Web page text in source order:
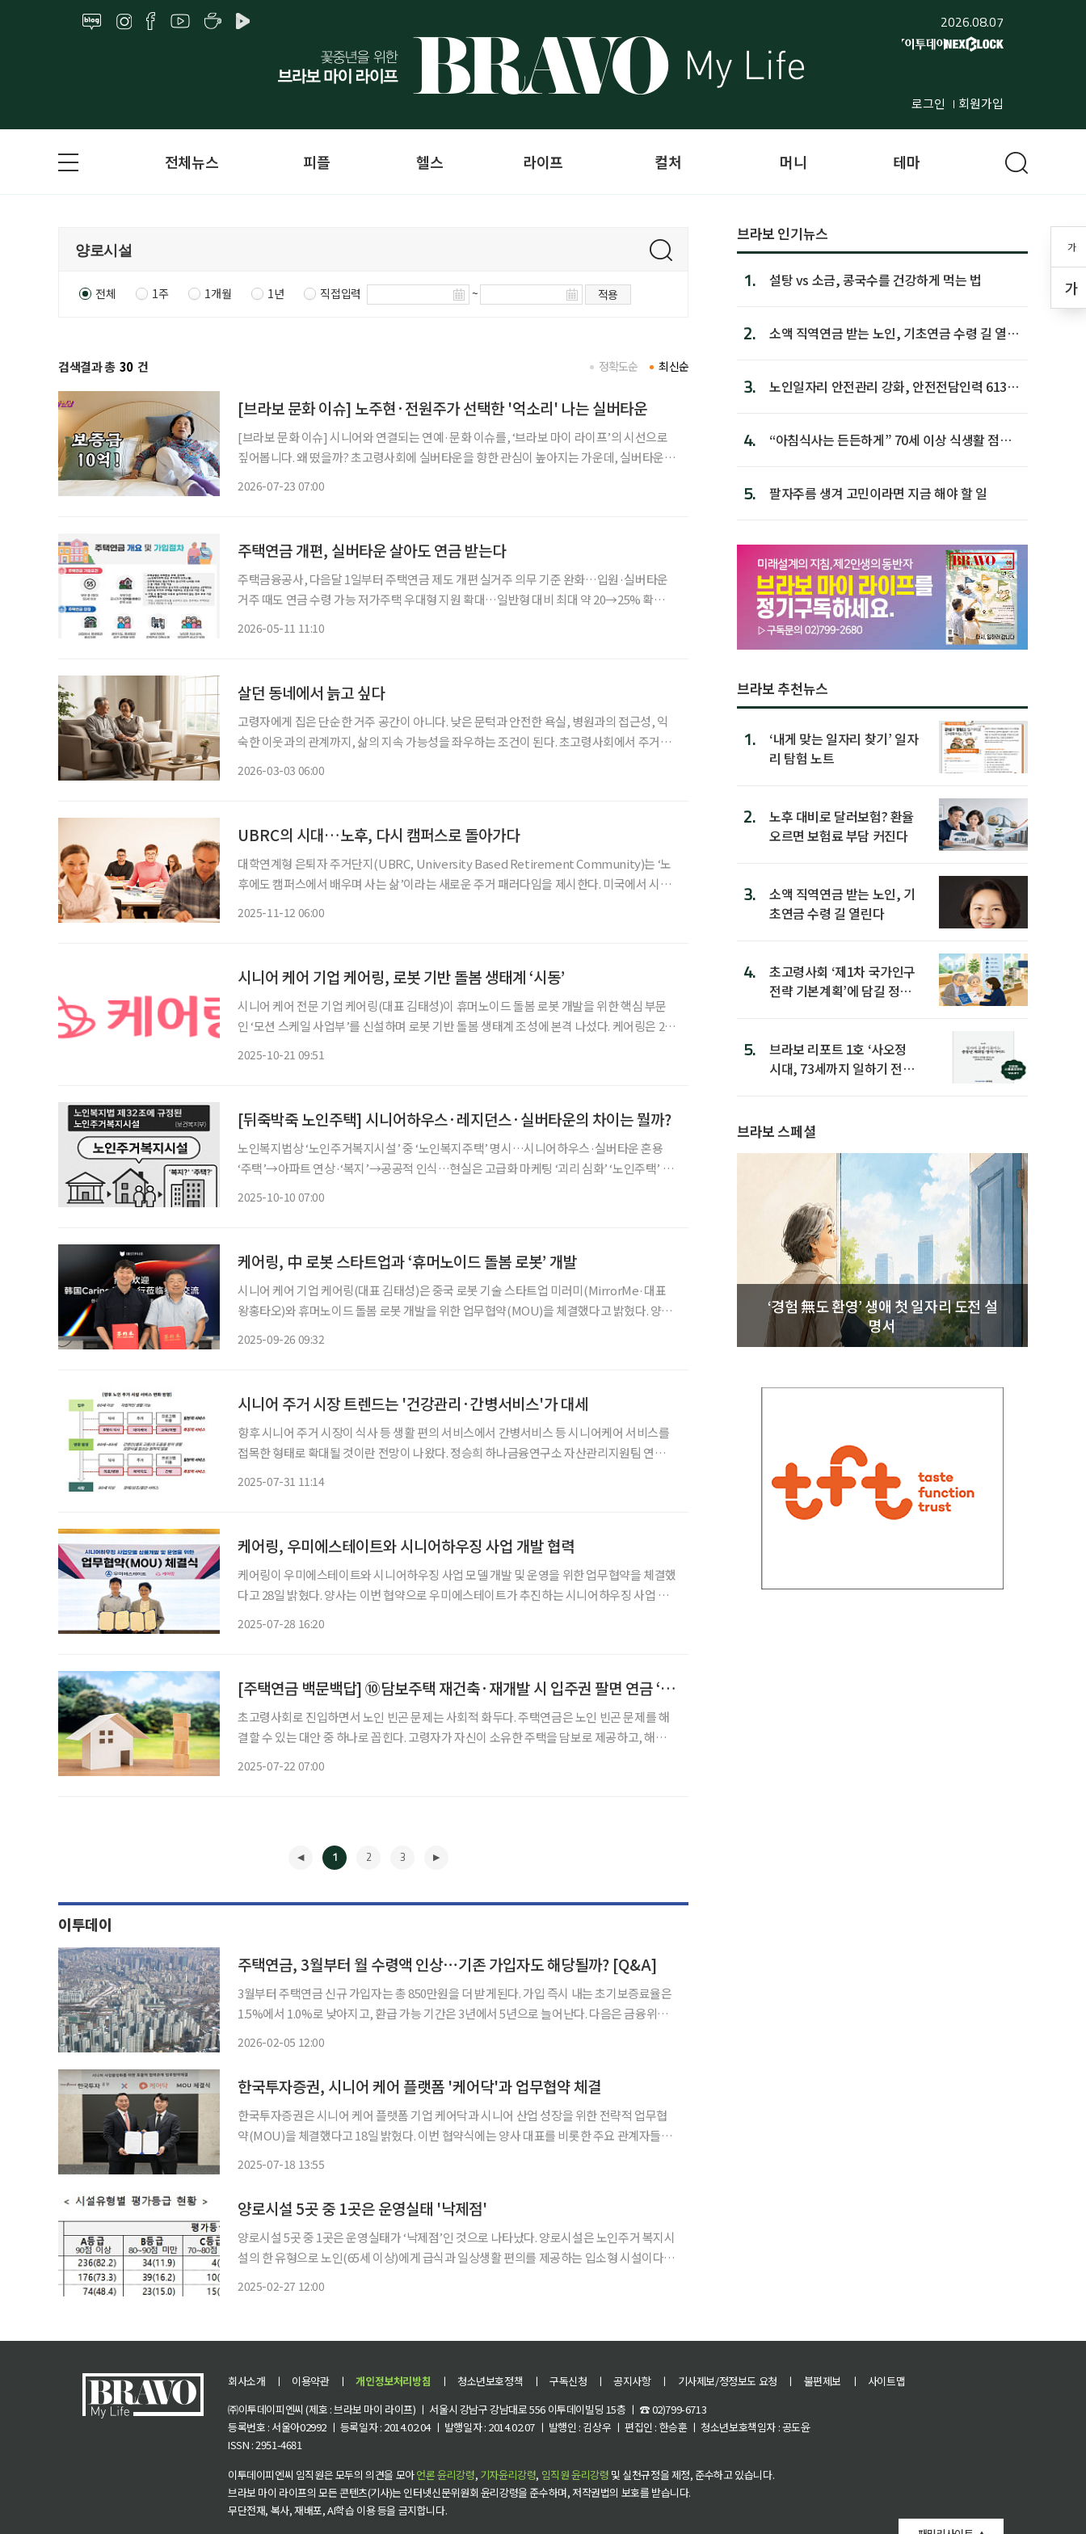
2026.08.07
로그인 회원가입
가
가
전체뉴스 피플 헬스 라이프 컬처 머니 테마
전체 1주 1개월 1년 직접입력 ~ 적용
검색결과 총 30 건 최신순
정확도순
[브라보 문화 이슈] 노주현·전원주가 선택한 '억소리' 나는 실버타운
[브라보 문화 이슈] 시니어와 연결되는 연예·문화 이슈를, ‘브라보 마이 라이프’의 시선으로
짚어봅니다. 왜 떴을까? 초고령사회에 실버타운을 향한 관심이 높아지는 가운데, 실버타운을
2026-07-23 07:00
주택연금 개편, 실버타운 살아도 연금 받는다
주택금융공사, 다음달 1일부터 주택연금 제도 개편 실거주 의무 기준 완화…입원·실버타운
거주 때도 연금 수령 가능 저가주택 우대형 지원 확대…일반형 대비 최대 약 20→25% 확대
2026-05-11 11:10
살던 동네에서 늙고 싶다
고령자에게 집은 단순한 거주 공간이 아니다. 낮은 문턱과 안전한 욕실, 병원과의 접근성, 익
숙한 이웃과의 관계까지, 삶의 지속 가능성을 좌우하는 조건이 된다. 초고령사회에서 주거는
2026-03-03 06:00
UBRC의 시대…노후, 다시 캠퍼스로 돌아가다
대학연계형 은퇴자 주거단지(UBRC, University Based Retirement Community)는 ‘노
후에도 캠퍼스에서 배우며 사는 삶’이라는 새로운 주거 패러다임을 제시한다. 미국에서 시작
2025-11-12 06:00
시니어 케어 기업 케어링, 로봇 기반 돌봄 생태계 ‘시동’
시니어 케어 전문 기업 케어링(대표 김태성)이 휴머노이드 돌봄 로봇 개발을 위한 핵심 부문
인 ‘모션 스케일 사업부’를 신설하며 로봇 기반 돌봄 생태계 조성에 본격 나섰다. 케어링은 21
2025-10-21 09:51
[뒤죽박죽 노인주택] 시니어하우스·레지던스·실버타운의 차이는 뭘까?
노인복지법상 ‘노인주거복지시설’ 중 ‘노인복지주택’ 명시…시니어하우스·실버타운 혼용
‘주택’→아파트 연상·‘복지’→공공적 인식…현실은 고급화 마케팅 ‘괴리 심화’ ‘노인주택’ ‘노
2025-10-10 07:00
케어링, 中 로봇 스타트업과 ‘휴머노이드 돌봄 로봇’ 개발
시니어 케어 기업 케어링(대표 김태성)은 중국 로봇 기술 스타트업 미러미(MirrorMe·대표
왕홍타오)와 휴머노이드 돌봄 로봇 개발을 위한 업무협약(MOU)을 체결했다고 밝혔다. 양사
2025-09-26 09:32
시니어 주거 시장 트렌드는 '건강관리·간병서비스'가 대세
향후 시니어 주거 시장이 식사 등 생활 편의 서비스에서 간병서비스 등 시니어케어 서비스를
접목한 형태로 확대될 것이란 전망이 나왔다. 정승희 하나금융연구소 자산관리지원팀 연구위
2025-07-31 11:14
케어링, 우미에스테이트와 시니어하우징 사업 개발 협력
케어링이 우미에스테이트와 시니어하우징 사업 모델 개발 및 운영을 위한 업무협약을 체결했
다고 28일 밝혔다. 양사는 이번 협약으로 우미에스테이트가 추진하는 시니어하우징 사업 전
2025-07-28 16:20
[주택연금 백문백답] ⑩담보주택 재건축·재개발 시 입주권 팔면 연금 ‘중단’
초고령사회로 진입하면서 노인 빈곤 문제는 사회적 화두다. 주택연금은 노인 빈곤 문제를 해
결할 수 있는 대안 중 하나로 꼽힌다. 고령자가 자신이 소유한 주택을 담보로 제공하고, 해당
2025-07-22 07:00
1 2 3
이투데이
주택연금, 3월부터 월 수령액 인상⋯기존 가입자도 해당될까? [Q&A]
3월부터 주택연금 신규 가입자는 총 850만원을 더 받게된다. 가입 즉시 내는 초기보증료율은
1.5%에서 1.0%로 낮아지고, 환급 가능 기간은 3년에서 5년으로 늘어난다. 다음은 금융위원
2026-02-05 12:00
한국투자증권, 시니어 케어 플랫폼 '케어닥'과 업무협약 체결
한국투자증권은 시니어 케어 플랫폼 기업 케어닥과 시니어 산업 성장을 위한 전략적 업무협
약(MOU)을 체결했다고 18일 밝혔다. 이번 협약식에는 양사 대표를 비롯한 주요 관계자들이
2025-07-18 13:55
양로시설 5곳 중 1곳은 운영실태 '낙제점'
양로시설 5곳 중 1곳은 운영실태가 ‘낙제점’인 것으로 나타났다. 양로시설은 노인주거 복지시
설의 한 유형으로 노인(65세 이상)에게 급식과 일상생활 편의를 제공하는 입소형 시설이다.
2025-02-27 12:00
브라보 인기뉴스
1. 설탕 vs 소금, 콩국수를 건강하게 먹는 법
2.
소액 직역연금 받는 노인, 기초연금 수령 길 열린
3.
노인일자리 안전관리 강화, 안전전담인력 613명
4.
“아침식사는 든든하게” 70세 이상 식생활 점수
5. 팔자주름 생겨 고민이라면 지금 해야 할 일
브라보 추천뉴스
1.
‘내게 맞는 일자리 찾기’ 일자
리 탐험 노트
2.
노후 대비로 달러보험? 환율
오르면 보험료 부담 커진다
3.
소액 직역연금 받는 노인, 기
초연금 수령 길 열린다
4.
초고령사회 ‘제1차 국가인구
전략 기본계획’에 담길 정책
5.
브라보 리포트 1호 ‘사오정
시대, 73세까지 일하기 전략’
브라보 스페셜
‘경험 無도 환영’ 생애 첫 일자리 도전 설
명서
회사소개 ㅣ 이용약관 ㅣ 개인정보처리방침 ㅣ 청소년보호정책 ㅣ 구독신청 ㅣ 공지사항 ㅣ 기사제보/정정보도 요청 ㅣ 불편제보 ㅣ
사이트맵
㈜이투데이피엔씨 (제호 : 브라보 마이 라이프) ㅣ 서울시 강남구 강남대로 556 이투데이빌딩 15층 ㅣ ☎ 02)799-6713
등록번호 : 서울아02992 ㅣ 등록일자 : 2014.02.04 ㅣ 발행일자 : 2014.02.07 ㅣ 발행인 : 김상우 ㅣ 편집인 : 한승훈 ㅣ 청소년보호책임자 : 공도윤
ISSN : 2951-4681
이투데이피엔씨 임직원은 모두의 의견을 모아언론 윤리강령, 기자윤리강령, 임직원 윤리강령 및 실천규정을 제정, 준수하고 있습니다.
브라보 마이 라이프의 모든 콘텐츠(기사)는 인터넷신문위원회 윤리강령을 준수하며, 저작권법의 보호를 받습니다.
무단전재, 복사, 재배포, AI학습 이용 등을 금지합니다.